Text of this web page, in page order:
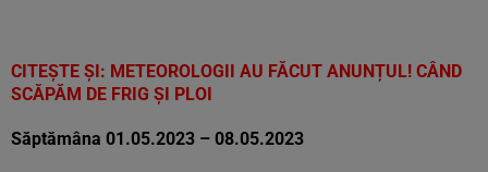
CITEȘTE ȘI: METEOROLOGII AU FĂCUT ANUNȚUL! CÂND
SCĂPĂM DE FRIG ȘI PLOI
Săptămâna 01.05.2023 – 08.05.2023